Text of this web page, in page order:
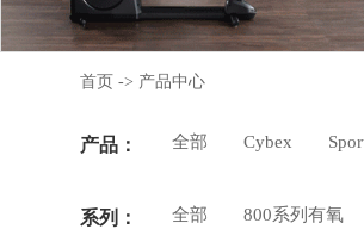
首页 -> 产品中心
产品： 全部 Cybex
系列： 全部 800系列有氧